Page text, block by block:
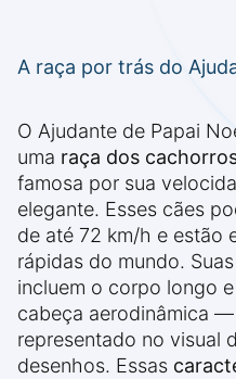
A raça por trás do
O Ajudante de Papai
uma raça dos
famosa por sua
elegante. Esses cães
de até 72 km/h e estão
rápidas do mundo.
incluem o corpo longo
cabeça aerodinâmica
representado no visual
desenhos. Essas